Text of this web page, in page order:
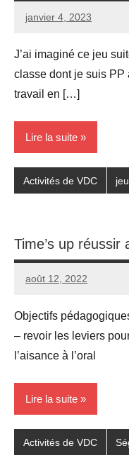
janvier 4, 2023
Seg0_La_Vraie
Aucun
J’ai imaginé ce jeu
classe dont je suis PP
travail en […]
Lire la suite
Activités de VDC
Time’s up réussir
août 12, 2022
Seg0_La_Vraie
1
Objectifs
– revoir les leviers
l’aisance à l’oral
Lire la suite
Activités de VDC